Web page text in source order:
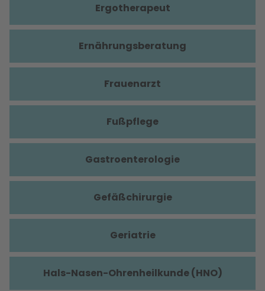
Ergotherapeut
Ernährungsberatung
Frauenarzt
Fußpflege
Gastroenterologie
Gefäßchirurgie
Geriatrie
Hals-Nasen-Ohrenheilkunde (HNO)